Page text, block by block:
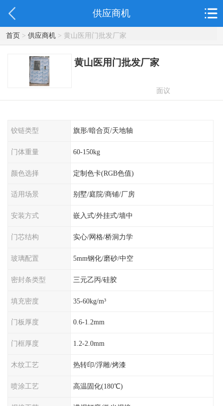
供应商机
首页> 供应商机> 黄山医用门批发厂家
黄山医用门批发厂家
面议
铰链类型 旗形/暗合页/天地轴
门体重量 60-150kg
颜色选择 定制色卡(RGB色值)
适用场景 别墅/庭院/商铺/厂房
安装方式 嵌入式/外挂式/墙中
门芯结构 实心/网格/桥洞力学
玻璃配置 5mm钢化/磨砂/中空
密封条类型 三元乙丙/硅胶
填充密度 35-60kg/m³
门板厚度 0.6-1.2mm
门框厚度 1.2-2.0mm
木纹工艺 热转印/浮雕/烤漆
喷涂工艺 高温固化(180℃)